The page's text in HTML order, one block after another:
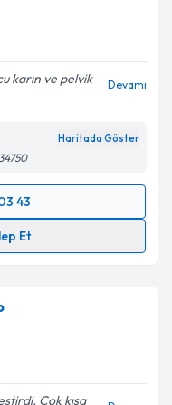
ilişkin
ediyorum.
Gönder
karın ve pelvik
Devamı
Haritada Göster
43
Et
ile bilgilendireceğiz.
Çok kısa